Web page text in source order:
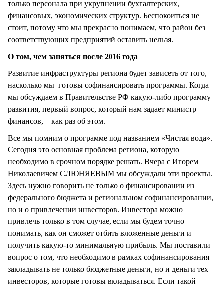
только персонала при укрупнении бухгалтерских,
финансовых, экономических структур. Беспокоиться не
стоит, потому что мы прекрасно понимаем, что район без
соответствующих предприятий оставить нельзя.
О том, чем заняться после 2016 года
Развитие инфраструктуры региона будет зависеть от того,
насколько мы готовы софинансировать программы. Когда
мы обсуждаем в Правительстве РФ какую-либо программу
развития, первый вопрос, который нам задает министр
финансов, – как раз об этом.
Все мы помним о программе под названием «Чистая вода».
Сегодня это основная проблема региона, которую
необходимо в срочном порядке решать. Вчера с Игорем
Николаевичем СЛЮНЯЕВЫМ мы обсуждали эти проекты.
Здесь нужно говорить не только о финансировании из
федерального бюджета и региональном софинансировании,
но и о привлечении инвесторов. Инвестора можно
привлечь только в том случае, если мы будем точно
понимать, как он сможет отбить вложенные деньги и
получить какую-то минимальную прибыль. Мы поставили
вопрос о том, что необходимо в рамках софинансирования
закладывать не только бюджетные деньги, но и деньги тех
инвесторов, которые готовы вкладываться. Если такой